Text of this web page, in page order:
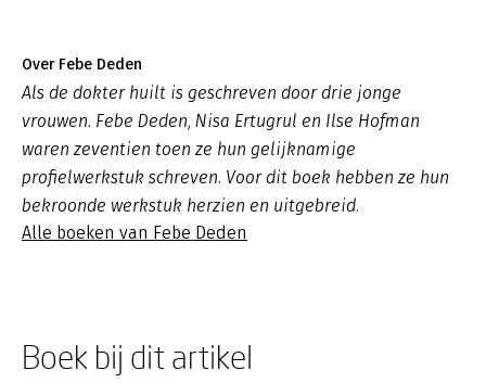
Over Febe Deden
Als de dokter huilt is geschreven door drie jonge
vrouwen. Febe Deden, Nisa Ertugrul en Ilse Hofman
waren zeventien toen ze hun gelijknamige
profielwerkstuk schreven. Voor dit boek hebben ze hun
bekroonde werkstuk herzien en uitgebreid.
Alle boeken van Febe Deden
Boek bij dit artikel